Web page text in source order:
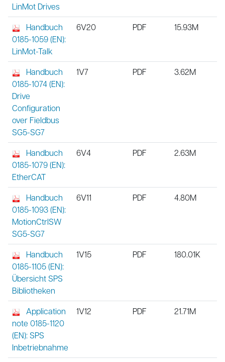
LinMot Drives
Handbuch
0185-1059 (EN):
LinMot-Talk
6V20 PDF 15.93M
Handbuch
0185-1074 (EN):
Drive
Configuration
over Fieldbus
SG5-SG7
1V7 PDF 3.62M
Handbuch
0185-1079 (EN):
EtherCAT
6V4 PDF 2.63M
Handbuch
0185-1093 (EN):
MotionCtrlSW
SG5-SG7
6V11 PDF 4.80M
Handbuch
0185-1105 (EN):
Übersicht SPS
Bibliotheken
1V15 PDF 180.01K
Application
note 0185-1120
(EN): SPS
Inbetriebnahme
1V12 PDF 21.71M